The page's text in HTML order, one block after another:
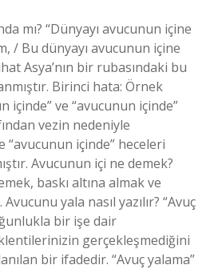
mı? “Dünyayı avucunun içine
/ Bu dünyayı avucunun içine
Asya’nın bir rubasındaki bu
Birinci hata: Örnek
içinde” ve “avucunun içinde”
vezin nedeniyle
“avucunun içinde” heceleri
Avucunun içi ne demek?
baskı altına almak ve
yala nasıl yazılır? “Avuç
bir işe dair
gerçekleşmediğini
bir ifadedir. “Avuç yalama”